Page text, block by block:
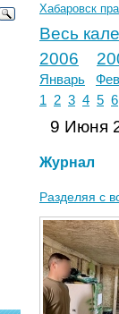
Хабаровск
Весь
2006
Январь
1
2 3 4 5 6
9 Июня
Журнал
Разделяя с